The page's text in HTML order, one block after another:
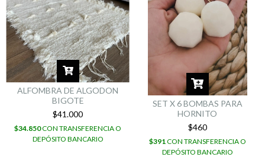
ALFOMBRA DE ALGODON
BIGOTE
$41.000
$34.850CON TRANSFERENCIA O
DEPÓSITO BANCARIO
SET X 6 BOMBAS PARA
HORNITO
$460
$391 CON TRANSFERENCIA O
DEPÓSITO BANCARIO